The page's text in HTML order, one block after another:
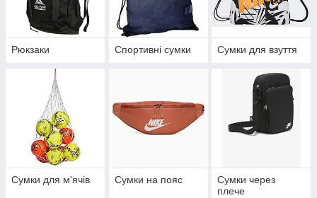
Рюкзаки Спортивні сумки Сумки для взуття
Сумки для м'ячів Сумки на пояс
Сумки через
плече